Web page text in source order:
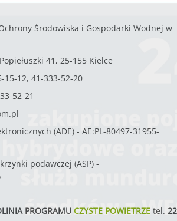
Środowiska i Gospodarki Wodnej w
41, 25-155 Kielce
12, 41-333-52-20
52-21
(ADE) - AE:PL-80497-31955-
podawczej (ASP) -
PROGRAMUCZYSTE POWIETRZEtel. 22